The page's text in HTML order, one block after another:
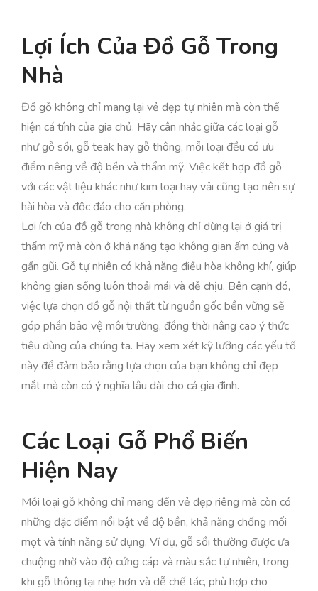
Lợi Ích Của Đồ Gỗ Trong
Nhà
Đồ gỗ không chỉ mang lại vẻ đẹp tự nhiên mà còn thể
hiện cá tính của gia chủ. Hãy cân nhắc giữa các loại gỗ
như gỗ sồi, gỗ teak hay gỗ thông, mỗi loại đều có ưu
điểm riêng về độ bền và thẩm mỹ. Việc kết hợp đồ gỗ
với các vật liệu khác như kim loại hay vải cũng tạo nên sự
hài hòa và độc đáo cho căn phòng.
Lợi ích của đồ gỗ trong nhà không chỉ dừng lại ở giá trị
thẩm mỹ mà còn ở khả năng tạo không gian ấm cúng và
gần gũi. Gỗ tự nhiên có khả năng điều hòa không khí, giúp
không gian sống luôn thoải mái và dễ chịu. Bên cạnh đó,
việc lựa chọn đồ gỗ nội thất từ nguồn gốc bền vững sẽ
góp phần bảo vệ môi trường, đồng thời nâng cao ý thức
tiêu dùng của chúng ta. Hãy xem xét kỹ lưỡng các yếu tố
này để đảm bảo rằng lựa chọn của bạn không chỉ đẹp
mắt mà còn có ý nghĩa lâu dài cho cả gia đình.
Các Loại Gỗ Phổ Biến
Hiện Nay
Mỗi loại gỗ không chỉ mang đến vẻ đẹp riêng mà còn có
những đặc điểm nổi bật về độ bền, khả năng chống mối
mọt và tính năng sử dụng. Ví dụ, gỗ sồi thường được ưa
chuộng nhờ vào độ cứng cáp và màu sắc tự nhiên, trong
khi gỗ thông lại nhẹ hơn và dễ chế tác, phù hợp cho